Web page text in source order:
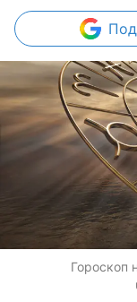
Гороскоп